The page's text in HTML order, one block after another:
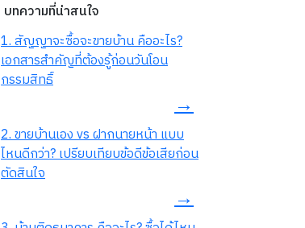
บทความที่น่าสนใจ
1. สัญญาจะซื้อจะขายบ้าน คืออะไร?
เอกสารสำคัญที่ต้องรู้ก่อนวันโอน
กรรมสิทธิ์
→
2. ขายบ้านเอง vs ฝากนายหน้า แบบ
ไหนดีกว่า? เปรียบเทียบข้อดีข้อเสียก่อน
ตัดสินใจ
→